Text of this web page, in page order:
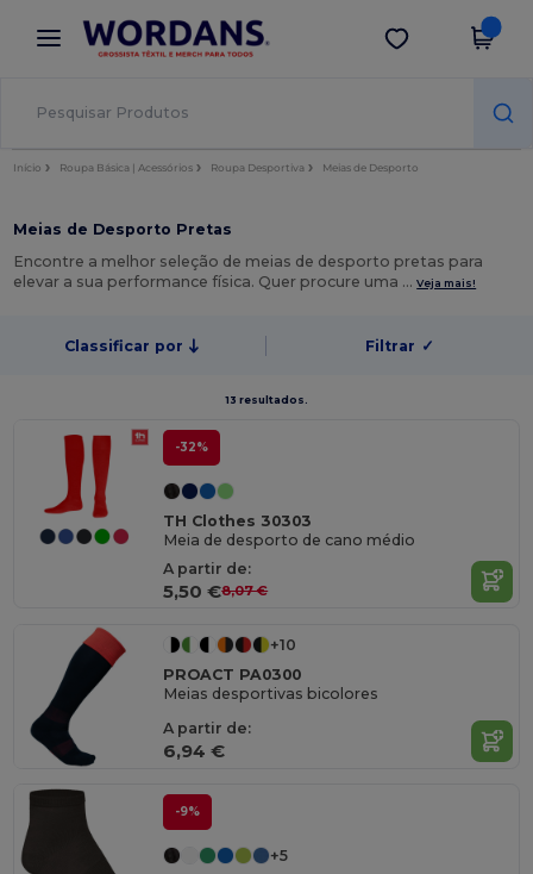
× App Wordans
Melhores preços na app!
Obter app
Início Roupa Básica | Acessórios Roupa Desportiva Meias de Desporto
Meias de Desporto Pretas
Encontre a melhor seleção de meias de desporto pretas para
elevar a sua performance física. Quer procure uma …Veja mais!
Classificar por Filtrar ✓
13 resultados.
-32%
TH Clothes 30303
Meia de desporto de cano médio
A partir de:
5,50 €8,07 €
+10
PROACT PA0300
Meias desportivas bicolores
A partir de:
6,94 €
-9%
+5